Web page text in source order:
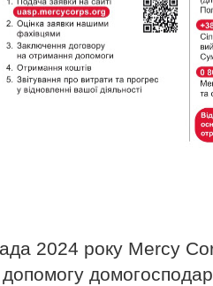
2024 року Mercy